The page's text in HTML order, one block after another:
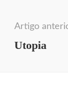
postArtigo
Utopia